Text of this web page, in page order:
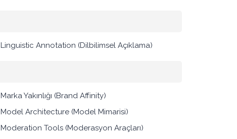
Linguistic Annotation (Dilbilimsel Açıklama)
Marka Yakınlığı (Brand Affinity)
Model Architecture (Model Mimarisi)
Moderation Tools (Moderasyon Araçları)